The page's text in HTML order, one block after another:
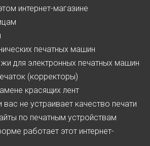
интернет-магазине
печатных машин
для электронных печатных машин
(корректоры)
красящих лент
вас не устраивает качество печати
по печатным устройствам
работает этот интернет-